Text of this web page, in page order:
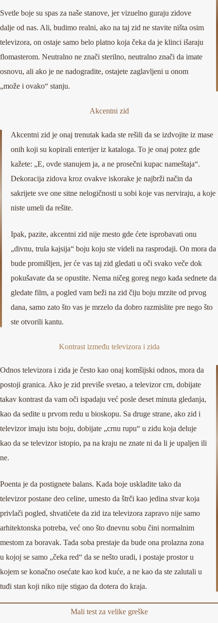
Svetle boje su spas za naše stanove, jer vizuelno guraju zidove
dalje od nas. Ali, budimo realni, ako na taj zid ne stavite ništa osim
televizora, on ostaje samo belo platno koja čeka da je klinci išaraju
flomasterom. Neutralno ne znači sterilno, neutralno znači da imate
osnovu, ali ako je ne nadogradite, ostajete zaglavljeni u onom
„može i ovako“ stanju.
Akcentni zid
Akcentni zid je onaj trenutak kada ste rešili da se izdvojite iz mase
onih koji su kopirali enterijer iz kataloga. To je onaj potez gde
kažete: „E, ovde stanujem ja, a ne prosečni kupac nameštaja“.
Dekoracija zidova kroz ovakve iskorake je najbrži način da
sakrijete sve one sitne nelogičnosti u sobi koje vas nerviraju, a koje
niste umeli da rešite.
Ipak, pazite, akcentni zid nije mesto gde ćete isprobavati onu
„divnu, trula kajsija“ boju koju ste videli na rasprodaji. On mora da
bude promišljen, jer će vas taj zid gledati u oči svako veče dok
pokušavate da se opustite. Nema ničeg goreg nego kada sednete da
gledate film, a pogled vam beži na zid čiju boju mrzite od prvog
dana, samo zato što vas je mrzelo da dobro razmislite pre nego što
ste otvorili kantu.
Kontrast između televizora i zida
Odnos televizora i zida je često kao onaj komšijski odnos, mora da
postoji granica. Ako je zid previše svetao, a televizor crn, dobijate
takav kontrast da vam oči ispadaju već posle deset minuta gledanja,
kao da sedite u prvom redu u bioskopu. Sa druge strane, ako zid i
televizor imaju istu boju, dobijate „crnu rupu“ u zidu koja deluje
kao da se televizor istopio, pa na kraju ne znate ni da li je upaljen ili
ne.
Poenta je da postignete balans. Kada boje uskladite tako da
televizor postane deo celine, umesto da štrči kao jedina stvar koja
privlači pogled, shvatićete da zid iza televizora zapravo nije samo
arhitektonska potreba, već ono što dnevnu sobu čini normalnim
mestom za boravak. Tada soba prestaje da bude ona prolazna zona
u kojoj se samo „čeka red“ da se nešto uradi, i postaje prostor u
kojem se konačno osećate kao kod kuće, a ne kao da ste zalutali u
tuđi stan koji niko nije stigao da dotera do kraja.
Mali test za velike greške